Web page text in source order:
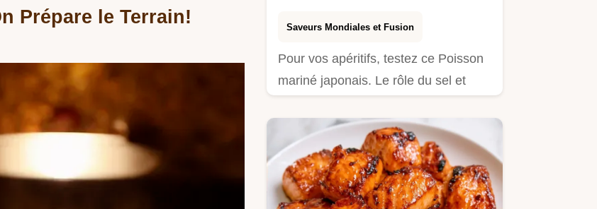
Prépare le Terrain! Saveurs Mondiales et Fusion
Pour vos apéritifs, testez ce Poisson
mariné japonais. Le rôle du sel et